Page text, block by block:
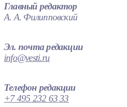
Главный редактор
А. А. Филипповский
Эл. почта редакции
info@vesti.ru
Телефон редакции
+7 495 232 63 33